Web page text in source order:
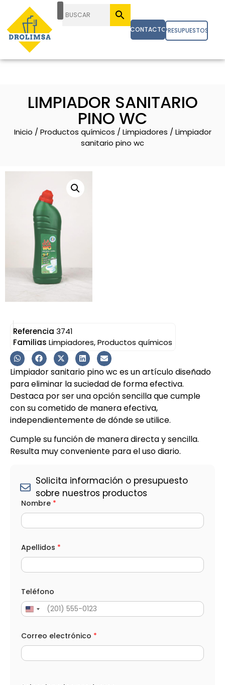
CONTACTOPRESUPUESTOS
LIMPIADOR SANITARIO
PINO WC
Inicio / Productos químicos / Limpiadores / Limpiador
sanitario pino wc
Referencia 3741
Familias Limpiadores,Productos químicos
Limpiador sanitario pino wc es un artículo diseñado
para eliminar la suciedad de forma efectiva.
Destaca por ser una opción sencilla que cumple
con su cometido de manera efectiva,
independientemente de dónde se utilice.
Cumple su función de manera directa y sencilla.
Resulta muy conveniente para el uso diario.
Solicita información o presupuesto
sobre nuestros productos
l
e
t
ó
n
c
N
m
b
e
C
a
n
Nombre *
Apellidos *
Teléfono
Correo electrónico *